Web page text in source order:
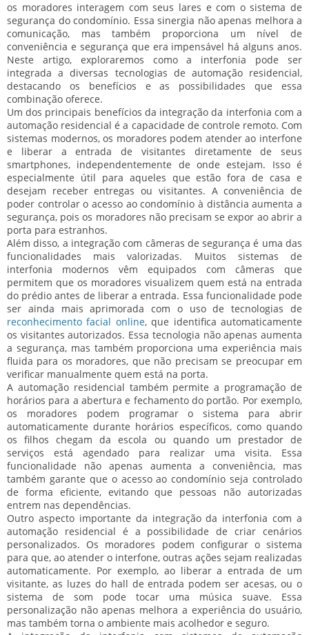
os moradores interagem com seus lares e com o sistema de
segurança do condomínio. Essa sinergia não apenas melhora a
comunicação, mas também proporciona um nível de
conveniência e segurança que era impensável há alguns anos.
Neste artigo, exploraremos como a interfonia pode ser
integrada a diversas tecnologias de automação residencial,
destacando os benefícios e as possibilidades que essa
combinação oferece.
Um dos principais benefícios da integração da interfonia com a
automação residencial é a capacidade de controle remoto. Com
sistemas modernos, os moradores podem atender ao interfone
e liberar a entrada de visitantes diretamente de seus
smartphones, independentemente de onde estejam. Isso é
especialmente útil para aqueles que estão fora de casa e
desejam receber entregas ou visitantes. A conveniência de
poder controlar o acesso ao condomínio à distância aumenta a
segurança, pois os moradores não precisam se expor ao abrir a
porta para estranhos.
Além disso, a integração com câmeras de segurança é uma das
funcionalidades mais valorizadas. Muitos sistemas de
interfonia modernos vêm equipados com câmeras que
permitem que os moradores visualizem quem está na entrada
do prédio antes de liberar a entrada. Essa funcionalidade pode
ser ainda mais aprimorada com o uso de tecnologias de
reconhecimento facial online, que identifica automaticamente
os visitantes autorizados. Essa tecnologia não apenas aumenta
a segurança, mas também proporciona uma experiência mais
fluida para os moradores, que não precisam se preocupar em
verificar manualmente quem está na porta.
A automação residencial também permite a programação de
horários para a abertura e fechamento do portão. Por exemplo,
os moradores podem programar o sistema para abrir
automaticamente durante horários específicos, como quando
os filhos chegam da escola ou quando um prestador de
serviços está agendado para realizar uma visita. Essa
funcionalidade não apenas aumenta a conveniência, mas
também garante que o acesso ao condomínio seja controlado
de forma eficiente, evitando que pessoas não autorizadas
entrem nas dependências.
Outro aspecto importante da integração da interfonia com a
automação residencial é a possibilidade de criar cenários
personalizados. Os moradores podem configurar o sistema
para que, ao atender o interfone, outras ações sejam realizadas
automaticamente. Por exemplo, ao liberar a entrada de um
visitante, as luzes do hall de entrada podem ser acesas, ou o
sistema de som pode tocar uma música suave. Essa
personalização não apenas melhora a experiência do usuário,
mas também torna o ambiente mais acolhedor e seguro.